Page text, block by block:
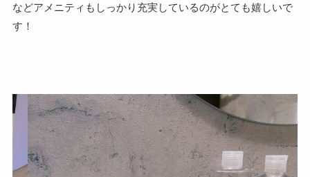
などアメニティもしっかり充実しているのがとても嬉しいで
す！